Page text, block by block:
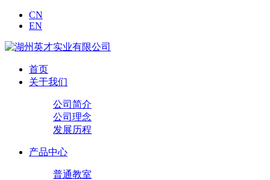
CN
EN
首页
关于我们
公司简介
公司理念
发展历程
产品中心
普通教室